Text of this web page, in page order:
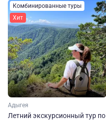
Комбинированные туры
Хит
Адыгея
Летний экскурсионный тур по